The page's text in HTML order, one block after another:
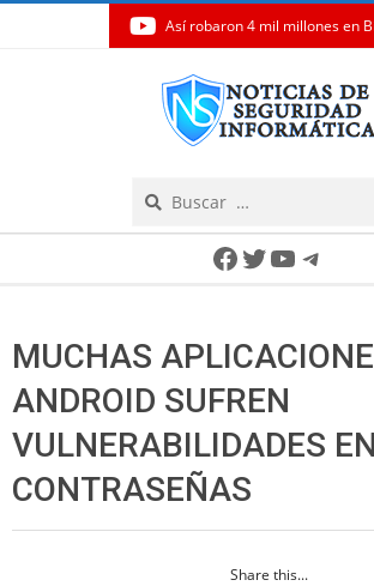
Así robaron 4 mil millones en
Facebook
Twitter
YouTube
MUCHAS
ANDROID SUFREN
VULNERABILIDADES
CONTRASEÑAS
Share this...